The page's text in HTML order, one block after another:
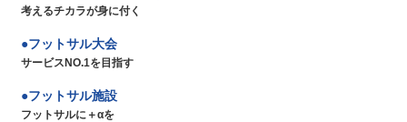
考えるチカラが身に付く
フットサル大会
サービスNO.1を目指す
フットサル施設
フットサルに＋αを